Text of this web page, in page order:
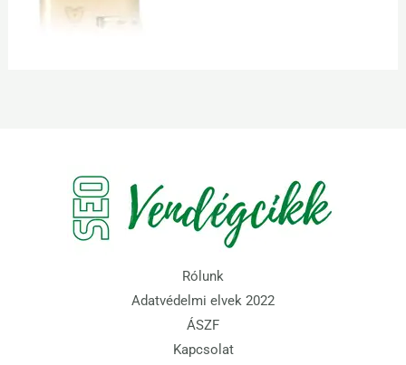
Rólunk
Adatvédelmi elvek 2022
ÁSZF
Kapcsolat